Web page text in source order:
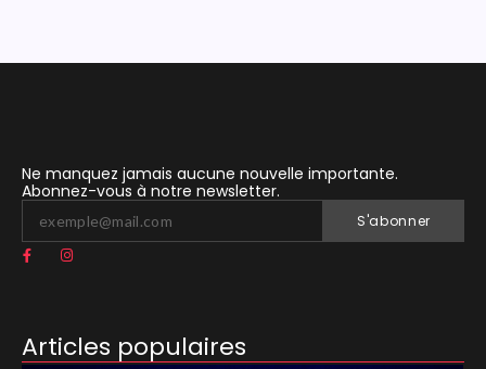
Ne manquez jamais aucune nouvelle importante.
Abonnez-vous à notre newsletter.
S'abonner
Articles populaires